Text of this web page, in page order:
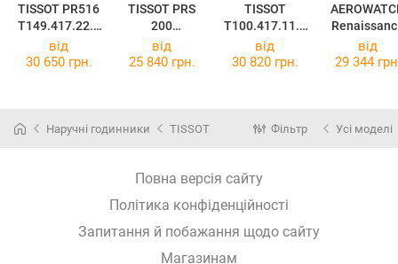
TISSOT PR516
T149.417.22.0
51.01
TISSOT PRS
200
T067.417.22.0
51.00
TISSOT
T100.417.11.0
31.00
Chrono
Phase
від
30 650 грн.
від
25 840 грн.
від
30 820 грн.
від
29 344
Наручні годинники TISSOT Фільтр Усі моделі
Повна версія сайту
Політика конфіденційності
Запитання й побажання щодо сайту
Магазинам